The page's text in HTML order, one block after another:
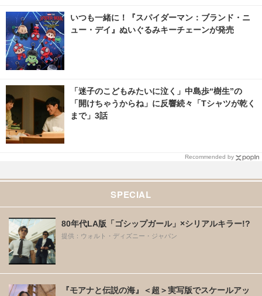
いつも一緒に！『スパイダーマン：ブランド・ニ
ュー・デイ』ぬいぐるみキーチェーンが発売
「迷子のこどもみたいに泣く」中島歩“樹生”の
「開けちゃうからね」に反響続々「Tシャツが乾く
まで」3話
Recommended by
SPECIAL
80年代LA版「ゴシップガール」×シリアルキラー!?
提供：ウォルト・ディズニー・ジャパン
『モアナと伝説の海』＜超＞実写版でスケールアッ